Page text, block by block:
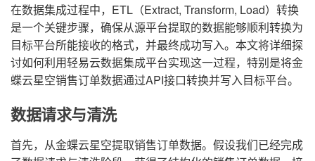
在数据集成过程中，ETL（Extract, Transform, Load）转换
是一个关键步骤，确保从源平台提取的数据能够顺利转换为
目标平台所能接收的格式，并最终成功写入。本文将详细探
讨如何利用轻易云数据集成平台实现这一过程，特别是将金
蝶云星空销售订单数据通过API接口转换并写入目标平台。
数据请求与清洗
首先，从金蝶云星空提取销售订单数据。假设我们已经完成